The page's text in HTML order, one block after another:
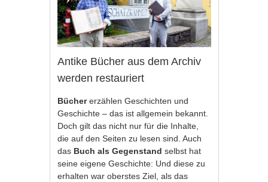
Antike Bücher aus dem Archiv
werden restauriert
Büchererzählen Geschichten und
Geschichte – das ist allgemein bekannt.
Doch gilt das nicht nur für die Inhalte,
die auf den Seiten zu lesen sind. Auch
das Buch als Gegenstand selbst hat
seine eigene Geschichte: Und diese zu
erhalten war oberstes Ziel, als das